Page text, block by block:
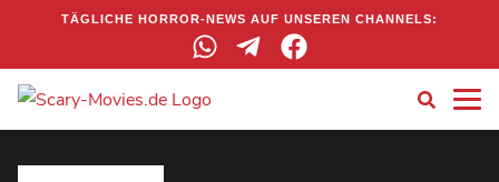
TÄGLICHE HORROR-NEWS AUF UNSEREN CHANNELS: